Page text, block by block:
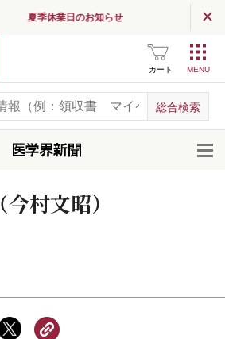
夏季休業日のお知らせ
カート
村文昭）